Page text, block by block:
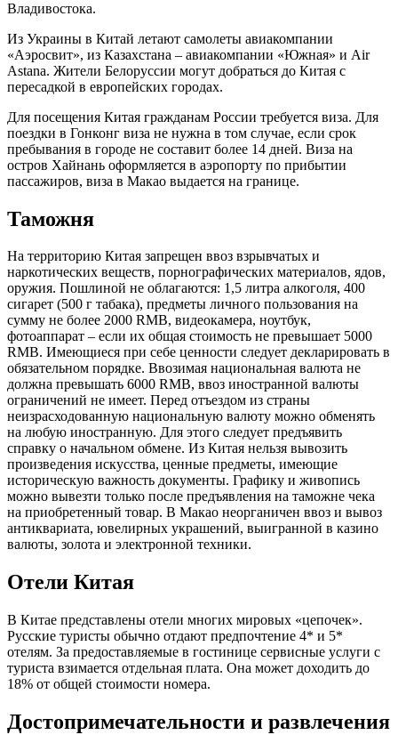
Владивостока.
Из Украины в Китай летают самолеты авиакомпании
«Аэросвит», из Казахстана – авиакомпании «Южная» и Air
Astana. Жители Белоруссии могут добраться до Китая с
пересадкой в европейских городах.
Для посещения Китая гражданам России требуется виза. Для
поездки в Гонконг виза не нужна в том случае, если срок
пребывания в городе не составит более 14 дней. Виза на
остров Хайнань оформляется в аэропорту по прибытии
пассажиров, виза в Макао выдается на границе.
Таможня
На территорию Китая запрещен ввоз взрывчатых и
наркотических веществ, порнографических материалов, ядов,
оружия. Пошлиной не облагаются: 1,5 литра алкоголя, 400
сигарет (500 г табака), предметы личного пользования на
сумму не более 2000 RMB, видеокамера, ноутбук,
фотоаппарат – если их общая стоимость не превышает 5000
RMB. Имеющиеся при себе ценности следует декларировать в
обязательном порядке. Ввозимая национальная валюта не
должна превышать 6000 RMB, ввоз иностранной валюты
ограничений не имеет. Перед отъездом из страны
неизрасходованную национальную валюту можно обменять
на любую иностранную. Для этого следует предъявить
справку о начальном обмене. Из Китая нельзя вывозить
произведения искусства, ценные предметы, имеющие
историческую важность документы. Графику и живопись
можно вывезти только после предъявления на таможне чека
на приобретенный товар. В Макао неорганичен ввоз и вывоз
антиквариата, ювелирных украшений, выигранной в казино
валюты, золота и электронной техники.
Отели Китая
В Китае представлены отели многих мировых «цепочек».
Русские туристы обычно отдают предпочтение 4* и 5*
отелям. За предоставляемые в гостинице сервисные услуги с
туриста взимается отдельная плата. Она может доходить до
18% от общей стоимости номера.
Достопримечательности и развлечения